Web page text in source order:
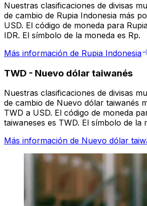
Nuestras clasificaciones de divisas
de cambio de Rupia Indonesia más
USD. El código de moneda para
IDR. El símbolo de la moneda es Rp.
Más información de Rupia Indonesia
TWD - Nuevo dólar taiwanés
Nuestras clasificaciones de divisas
de cambio de Nuevo dólar taiwanés
TWD a USD. El código de moneda
taiwaneses es TWD. El símbolo de la
Más información de Nuevo dólar